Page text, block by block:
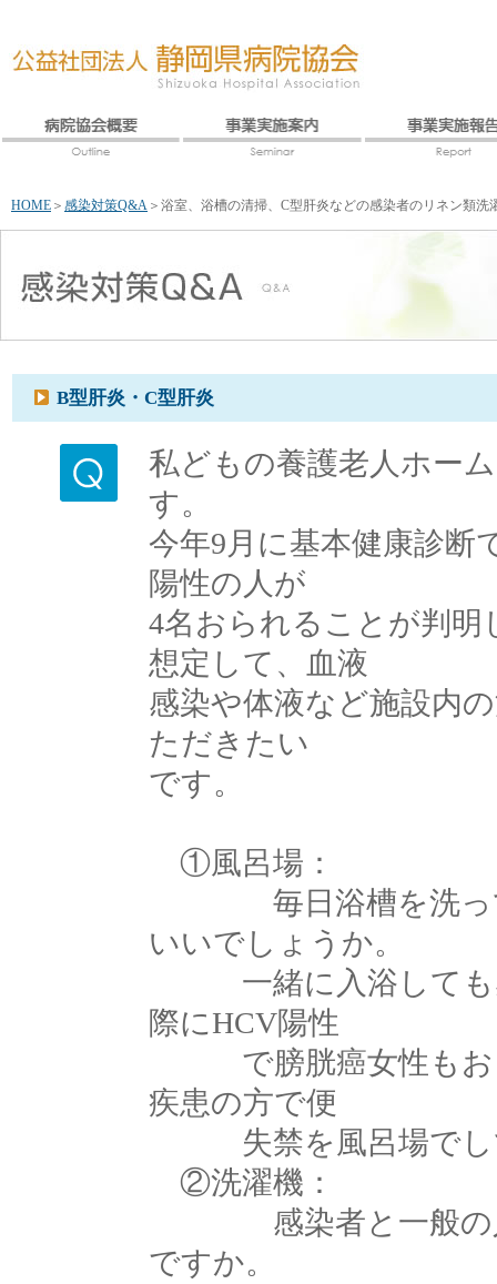
HOME ＞ 感染対策Q&A ＞ 浴室、浴槽の清掃、C型肝炎などの感染者のリネン類洗
B型肝炎・C型肝炎
私どもの養護老人ホー
す。
今年9月に基本健康診断
陽性の人が
4名おられることが判
想定して、血液
感染や体液など施設内
ただきたい
です。
①風呂場：
毎日浴槽を洗って
いいでしょうか。
一緒に入浴しても感
際にHCV陽性
で膀胱癌女性もおり
疾患の方で便
失禁を風呂場でして
②洗濯機：
感染者と一般の人
ですか。